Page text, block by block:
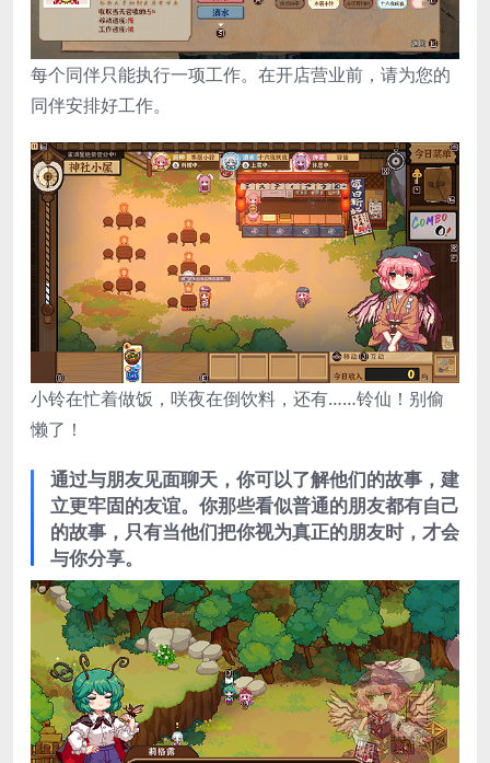
每个同伴只能执行一项工作。在开店营业前，请为您的
同伴安排好工作。
小铃在忙着做饭，咲夜在倒饮料，还有……铃仙！别偷
懒了！
通过与朋友见面聊天，你可以了解他们的故事，建
立更牢固的友谊。你那些看似普通的朋友都有自己
的故事，只有当他们把你视为真正的朋友时，才会
与你分享。